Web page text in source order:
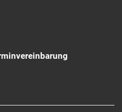
Aluminium, Removable
konisches Steuerrohr,
per Mino Link
Sitzrohr, ABP, UDH,